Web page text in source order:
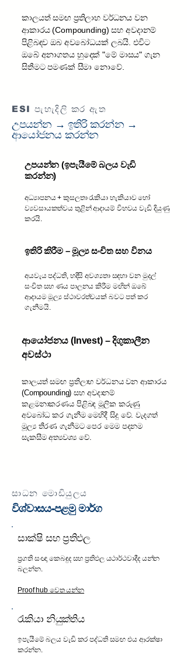
කාලයත් සමඟ ප්‍රතිලාභ වර්ධනය වන
ආකාරය (Compounding) සහ අවදානම්
පිළිබඳව ඔබ අවබෝධයක් ලබයි. එවිට
ඔබේ අනාගතය හුදෙක් "මේ මාසය" ගැන
සිතීමට පමණක් සීමා නොවේ.
ESI පැහැදිලි කර ඇත
උපයන්න → ඉතිරි කරන්න →
ආයෝජනය කරන්න
උපයන්න (ඉපැයීමේ බලය වැඩි
කරන්න)
අධ්‍යාපනය + කුසලතා රැකියා හැකියාව හෝ
ව්‍යවසායකත්වය තුළින් ආදායම් විභවය වැඩි දියුණු
කරයි.
ඉතිරි කිරීම – මූල්‍ය සංචිත සහ විනය
අයවැය පද්ධති, හදිසි අවශ්‍යතා සඳහා වන මුදල්
සංචිත සහ ණය පාලනය කිරීම මඟින් ඔබේ
ආදායම මූල්‍ය ස්ථාවරත්වයක් බවට පත් කර
ගැනීමයි.
ආයෝජනය (Invest) – දිගුකාලීන
අවස්ථා
කාලයත් සමඟ ප්‍රතිලාභ වර්ධනය වන ආකාරය
(Compounding) සහ අවදානම්
කළමනාකරණය පිළිබඳ මූලික කරුණු
අවබෝධ කර ගැනීම මෙහිදී සිදු වේ. වැදගත්
මූල්‍ය තීරණ ගැනීමට පෙර මෙම පදනම
සැකසීම අත්‍යවශ්‍ය වේ.
සාධන මොඩියුලය
විශ්වාසය-පළමු මාර්ග
සාක්ෂි සහ ප්‍රතිඵල
ප්‍රගති සංඥා කෙබඳුද සහ ප්‍රතිඵල යථාර්ථවාදීද යන්න
බලන්න.
Proof hub වෙත යන්න
රැකියා නියුක්තිය
ඉපැයීමේ බලය වැඩි කර පද්ධති සමඟ එය ආරක්ෂා
කරන්න.